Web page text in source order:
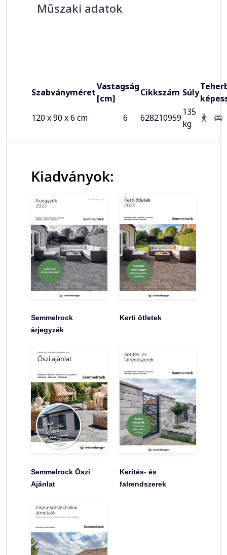
Műszaki adatok
Szabványméret
Vastagság
[cm]
Cikkszám Súly
120 x 90 x 6 cm
6 628210959
135
kg
Kiadványok:
Semmelrock
árjegyzék
Kerti ötletek
Semmelrock Őszi
Ajánlat
Kerítés- és
falrendszerek